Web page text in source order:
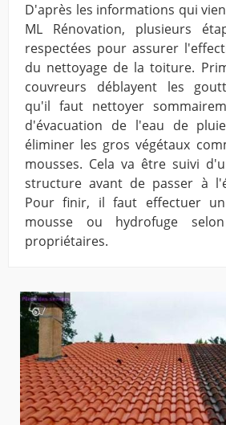
D'après les informations qui
ML Rénovation, plusieurs
respectées pour assurer
du nettoyage de la toiture.
couvreurs déblayent les
qu'il faut nettoyer
d'évacuation de l'eau de
éliminer les gros végétaux
mousses. Cela va être suivi
structure avant de passer à
Pour finir, il faut effectuer
mousse ou hydrofuge
propriétaires.